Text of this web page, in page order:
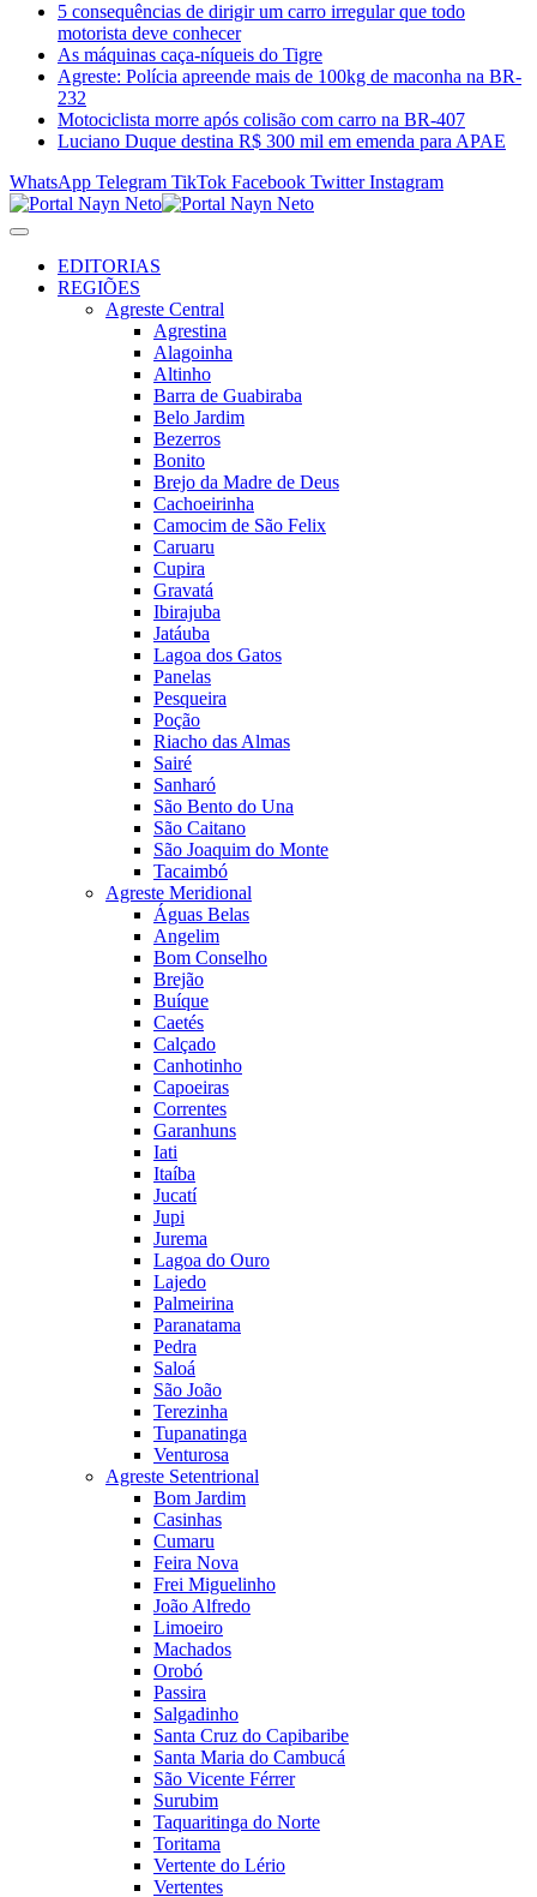
5 consequências de dirigir um carro irregular que todo
motorista deve conhecer
As máquinas caça-níqueis do Tigre
Agreste: Polícia apreende mais de 100kg de maconha na BR-
232
Motociclista morre após colisão com carro na BR-407
Luciano Duque destina R$ 300 mil em emenda para APAE
WhatsApp Telegram TikTok Facebook Twitter Instagram
EDITORIAS
REGIÕES
Agreste Central
Agrestina
Alagoinha
Altinho
Barra de Guabiraba
Belo Jardim
Bezerros
Bonito
Brejo da Madre de Deus
Cachoeirinha
Camocim de São Felix
Caruaru
Cupira
Gravatá
Ibirajuba
Jatáuba
Lagoa dos Gatos
Panelas
Pesqueira
Poção
Riacho das Almas
Sairé
Sanharó
São Bento do Una
São Caitano
São Joaquim do Monte
Tacaimbó
Agreste Meridional
Águas Belas
Angelim
Bom Conselho
Brejão
Buíque
Caetés
Calçado
Canhotinho
Capoeiras
Correntes
Garanhuns
Iati
Itaíba
Jucatí
Jupi
Jurema
Lagoa do Ouro
Lajedo
Palmeirina
Paranatama
Pedra
Saloá
São João
Terezinha
Tupanatinga
Venturosa
Agreste Setentrional
Bom Jardim
Casinhas
Cumaru
Feira Nova
Frei Miguelinho
João Alfredo
Limoeiro
Machados
Orobó
Passira
Salgadinho
Santa Cruz do Capibaribe
Santa Maria do Cambucá
São Vicente Férrer
Surubim
Taquaritinga do Norte
Toritama
Vertente do Lério
Vertentes